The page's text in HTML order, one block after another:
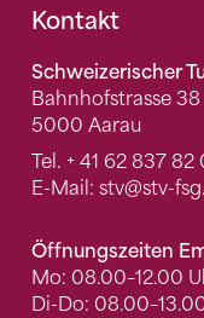
Fusszeile
Kontakt
Schweizerischer
Bahnhofstrasse 38
5000 Aarau
Tel. + 41 62 837 82
E-Mail: stv@stv-
Öffnungszeiten
Mo: 08.00–12.00
Di-Do: